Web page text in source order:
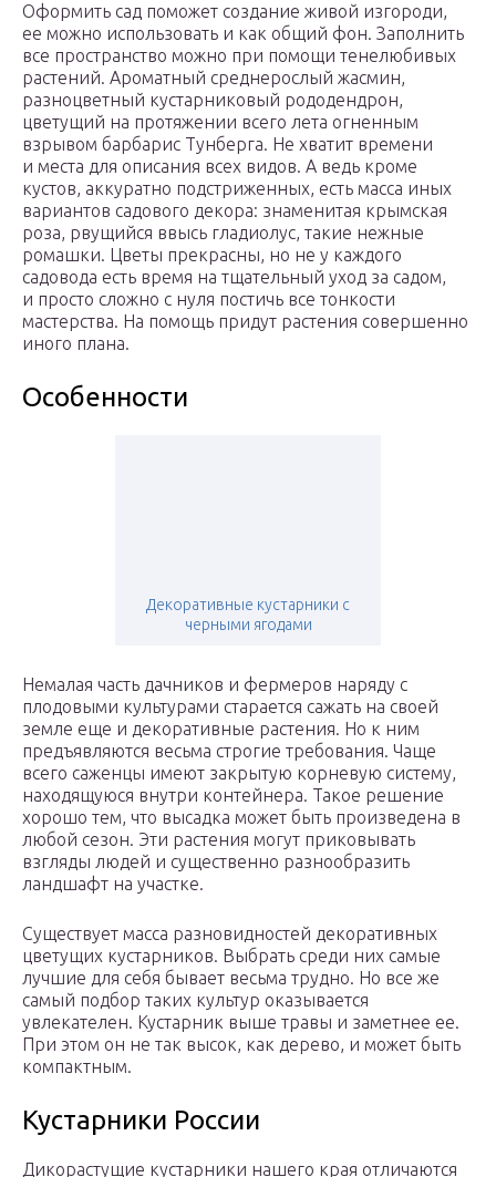
Оформить сад поможет создание живой изгороди,
ее можно использовать и как общий фон. Заполнить
все пространство можно при помощи тенелюбивых
растений. Ароматный среднерослый жасмин,
разноцветный кустарниковый рододендрон,
цветущий на протяжении всего лета огненным
взрывом барбарис Тунберга. Не хватит времени
и места для описания всех видов. А ведь кроме
кустов, аккуратно подстриженных, есть масса иных
вариантов садового декора: знаменитая крымская
роза, рвущийся ввысь гладиолус, такие нежные
ромашки. Цветы прекрасны, но не у каждого
садовода есть время на тщательный уход за садом,
и просто сложно с нуля постичь все тонкости
мастерства. На помощь придут растения совершенно
иного плана.
Особенности
Декоративные кустарники с
черными ягодами
Немалая часть дачников и фермеров наряду с
плодовыми культурами старается сажать на своей
земле еще и декоративные растения. Но к ним
предъявляются весьма строгие требования. Чаще
всего саженцы имеют закрытую корневую систему,
находящуюся внутри контейнера. Такое решение
хорошо тем, что высадка может быть произведена в
любой сезон. Эти растения могут приковывать
взгляды людей и существенно разнообразить
ландшафт на участке.
Существует масса разновидностей декоративных
цветущих кустарников. Выбрать среди них самые
лучшие для себя бывает весьма трудно. Но все же
самый подбор таких культур оказывается
увлекателен. Кустарник выше травы и заметнее ее.
При этом он не так высок, как дерево, и может быть
компактным.
Кустарники России
Дикорастущие кустарники нашего края отличаются